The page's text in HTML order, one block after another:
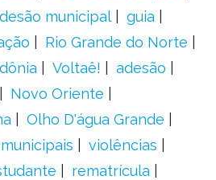
municipal
guia
Rio Grande do Norte
Voltaê!
adesão
Novo Oriente
Olho D'água Grande
violências
rematrícula